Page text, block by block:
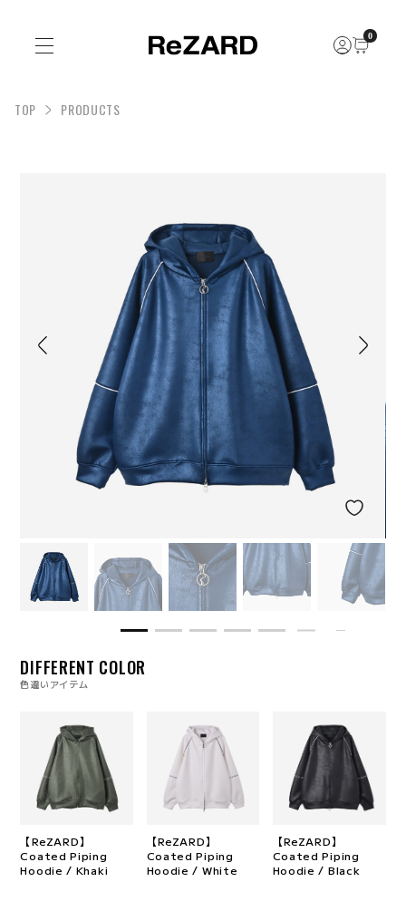
0
TOP PRODUCTS
DIFFERENT COLOR
色違いアイテム
【ReZARD】
Coated Piping
Hoodie / Khaki
【ReZARD】
Coated Piping
Hoodie / White
【ReZARD】
Coated Piping
Hoodie / Black